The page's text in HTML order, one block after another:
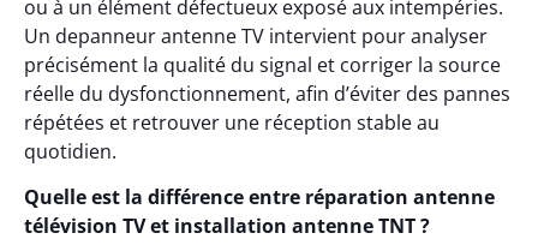
ou à un élément défectueux exposé aux intempéries.
Un depanneur antenne TV intervient pour analyser
précisément la qualité du signal et corriger la source
réelle du dysfonctionnement, afin d’éviter des pannes
répétées et retrouver une réception stable au
quotidien.
Quelle est la différence entre réparation antenne
télévision TV et installation antenne TNT ?